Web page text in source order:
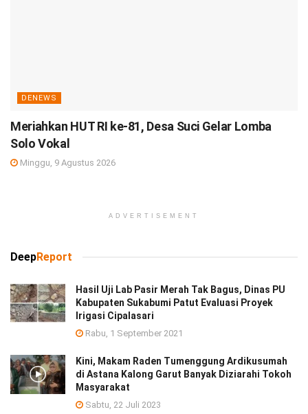
DENEWS
Meriahkan HUT RI ke-81, Desa Suci Gelar Lomba
Solo Vokal
Minggu, 9 Agustus 2026
ADVERTISEMENT
DeepReport
Hasil Uji Lab Pasir Merah Tak Bagus, Dinas PU
Kabupaten Sukabumi Patut Evaluasi Proyek
Irigasi Cipalasari
Rabu, 1 September 2021
Kini, Makam Raden Tumenggung Ardikusumah
di Astana Kalong Garut Banyak Diziarahi Tokoh
Masyarakat
Sabtu, 22 Juli 2023